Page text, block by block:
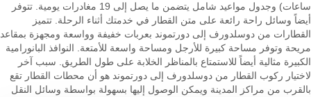
ساعات) وجدول مواعيد شامل يتضمن ما يصل إلى 19 مغادرات يومية. تتوفر
أيضاً وسائل راحة رائعة على متن القطار في خدمتك أثناء الرحلة. تتميز
القطارات من دوسلدورف إلى دورتموند بعربات خفيفة وواسعة ومجهزة بمقاعد
مريحة وتوفر مساحة كبيرة للأرجل ومساحة واسعة للأمتعة. النوافذ البانورامية
الكبيرة مثالية أيضاً للاستمتاع بالمناظر الخلابة على طول الطريق. سبب آخر
لاختيار ركوب القطار من دوسلدورف إلى دورتموند هو أن محطات القطار تقع
بالقرب من مراكز المدينة ويمكن الوصول إليها بسهولة بواسطة وسائل النقل